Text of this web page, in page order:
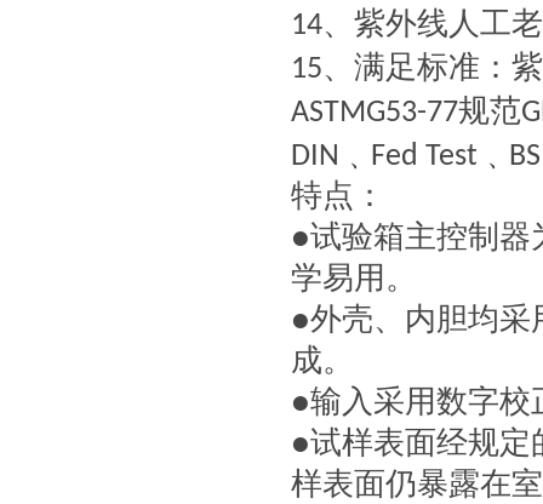
14、紫外线人工
15、满足标准：
ASTMG53-77规范
DIN ﹑ Fed Test ﹑ BS
特点：
●试验箱主控制器
学易用。
●外壳、内胆均采
成。
●输入采用数字校
●试样表面经规定
样表面仍暴露在